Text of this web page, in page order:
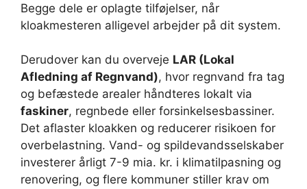
Begge dele er oplagte tilføjelser, når
kloakmesteren alligevel arbejder på dit system.
Derudover kan du overveje LAR (Lokal
Afledning af Regnvand), hvor regnvand fra tag
og befæstede arealer håndteres lokalt via
faskiner, regnbede eller forsinkelsesbassiner.
Det aflaster kloakken og reducerer risikoen for
overbelastning. Vand- og spildevandsselskaber
investerer årligt 7-9 mia. kr. i klimatilpasning og
renovering, og flere kommuner stiller krav om